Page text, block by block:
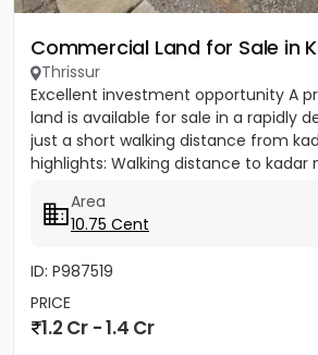
Commercial Land for Sale in
Thrissur
Excellent investment opportunity A
land is available for sale in a rapidly
just a short walking distance from
highlights: Walking distance to kadar
Area
10.75 Cent
ID: P987519
PRICE
1.2 Cr - 1.4 Cr